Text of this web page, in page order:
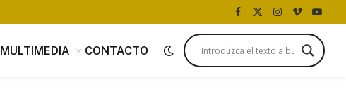
Facebook
X
(Twitter)
Instagram
Vimeo
MULTIMEDIA CONTACTO